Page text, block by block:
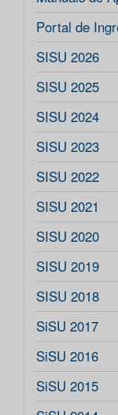
Portal de
SISU 2026
SISU 2025
SISU 2024
SISU 2023
SISU 2022
SISU 2021
SISU 2020
SISU 2019
SISU 2018
SiSU 2017
SiSU 2016
SiSU 2015